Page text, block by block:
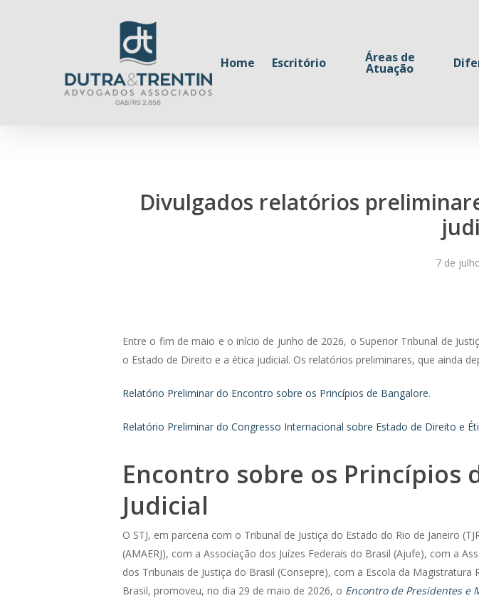
Home Escritório Áreas de
Atuação
Divulgados relatórios
7 de
Entre o fim de maio e o início de junho de 2026, o Superior Tribunal de
o Estado de Direito e a ética judicial. Os relatórios preliminares, que ainda
Relatório Preliminar do Encontro sobre os Princípios de Bangalore.
Relatório Preliminar do Congresso Internacional sobre Estado de Direito e
Encontro sobre os Princípios
Judicial
O STJ, em parceria com o Tribunal de Justiça do Estado do Rio de Janeiro
(AMAERJ), com a Associação dos Juízes Federais do Brasil (Ajufe), com a
dos Tribunais de Justiça do Brasil (Consepre), com a Escola da
Brasil, promoveu, no dia 29 de maio de 2026, o Encontro de Presidentes e